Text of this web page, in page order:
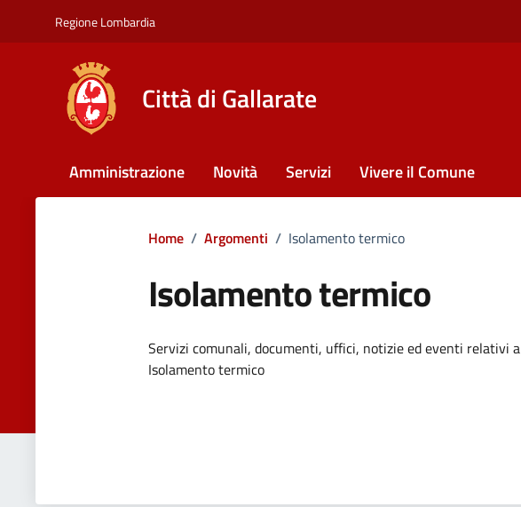
Regione Lombardia
Città di Gallarate
Amministrazione Novità Servizi Vivere il Comune
Home / Argomenti / Isolamento termico
Isolamento termico
Dettagli dell'argomento
Servizi comunali, documenti, uffici, notizie ed eventi relativi a
Isolamento termico